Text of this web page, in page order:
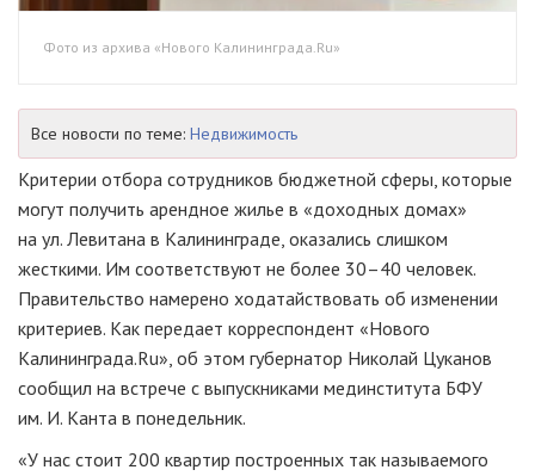
Фото из архива «Нового Калининграда.Ru»
Все новости по теме: Недвижимость
Критерии отбора сотрудников бюджетной сферы, которые
могут получить арендное жилье в «доходных домах»
на ул. Левитана в Калининграде, оказались слишком
жесткими. Им соответствуют не более 30–40 человек.
Правительство намерено ходатайствовать об изменении
критериев. Как передает корреспондент «Нового
Калининграда.Ru», об этом губернатор Николай Цуканов
сообщил на встрече с выпускниками мединститута БФУ
им. И. Канта в понедельник.
«У нас стоит 200 квартир построенных так называемого